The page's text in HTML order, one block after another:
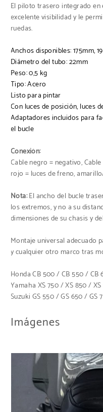
El piloto trasero integrado
excelente visibilidad y le
ruedas.
Anchos disponibles: 175mm,
Diámetro del tubo:22mm
Peso:0,5 kg
Tipo: Acero
Listo para pintar
Con luces de posición, luces
Adaptadores incluidos para
el bucle
Conexión:
Cable negro = negativo,
rojo = luces de freno,
Nota:El ancho del bucle
los extremos, y no a su
dimensiones de su chasis y
Montaje universal adecuado
y cualquier otro marco tras
Honda CB 500 / CB 550 / CB
Yamaha XS 750 / XS 850 / XS
Suzuki GS 550 / GS 650 / GS
Imágenes